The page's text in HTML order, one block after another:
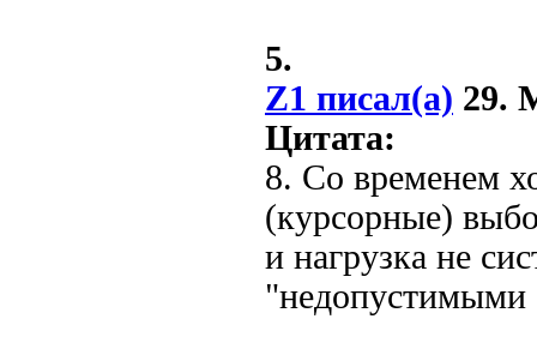
5.
Z1 писал(а) 29.
Цитата:
8. Со временем
(курсорные)
и нагрузка не
"недопустимыми